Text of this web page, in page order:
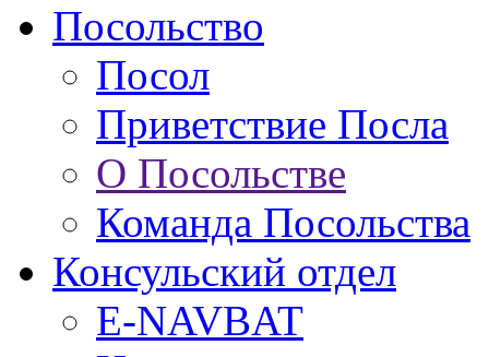
Посольство
Посол
Приветствие Посла
О Посольстве
Команда Посольства
Консульский отдел
E-NAVBAT